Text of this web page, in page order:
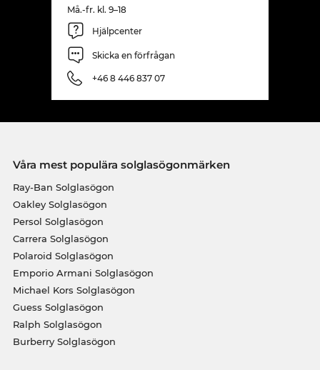
Må.-fr. kl. 9–18
Hjälpcenter
Skicka en förfrågan
+46 8 446 837 07
Våra mest populära solglasögonmärken
Ray-Ban Solglasögon
Oakley Solglasögon
Persol Solglasögon
Carrera Solglasögon
Polaroid Solglasögon
Emporio Armani Solglasögon
Michael Kors Solglasögon
Guess Solglasögon
Ralph Solglasögon
Burberry Solglasögon